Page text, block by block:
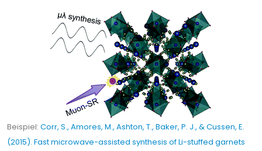
Beispiel: Corr, S., Amores, M., Ashton, T., Baker, P. J., & Cussen, E.
(2015). Fast microwave-assisted synthesis of Li-stuffed garnets